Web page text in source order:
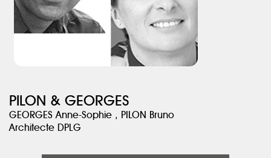
PILON & GEORGES
GEORGES Anne-Sophie , PILON Bruno
Architecte DPLG